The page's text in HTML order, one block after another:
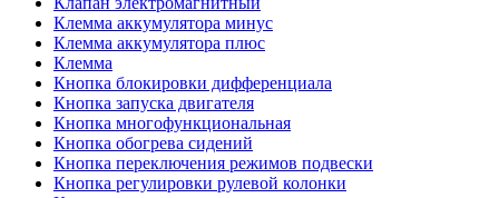
Клемма аккумулятора минус
Клемма аккумулятора плюс
Клемма
Кнопка блокировки дифференциала
Кнопка запуска двигателя
Кнопка многофункциональная
Кнопка обогрева сидений
Кнопка переключения режимов подвески
Кнопка регулировки рулевой колонки